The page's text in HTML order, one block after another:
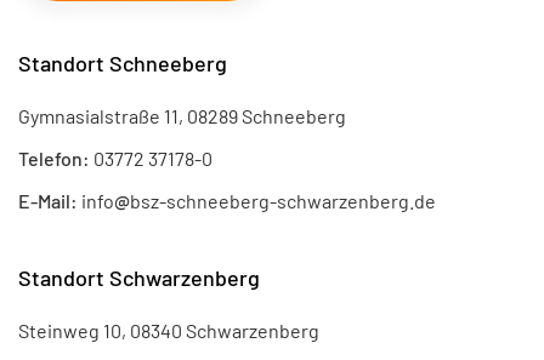
Standort Schneeberg
Gymnasialstraße 11, 08289 Schneeberg
Telefon: 03772 37178-0
E-Mail: info@bsz-schneeberg-schwarzenberg.de
Standort Schwarzenberg
Steinweg 10, 08340 Schwarzenberg